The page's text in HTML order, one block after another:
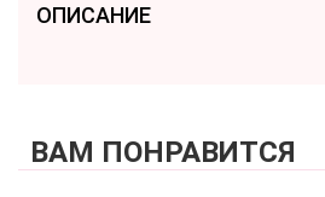
ОПИСАНИЕ
ВАМ ПОНРАВИТСЯ